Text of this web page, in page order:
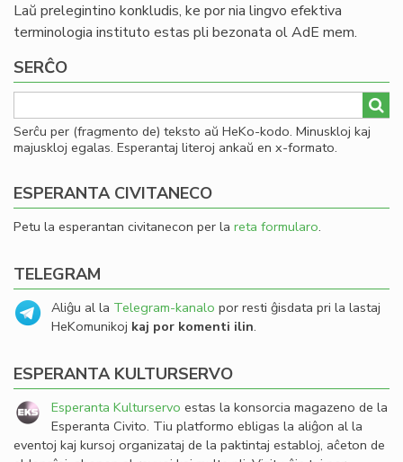
Laŭ prelegintino konkludis, ke por nia lingvo efektiva
terminologia instituto estas pli bezonata ol AdE mem.
SERĈO
Serĉu per (fragmento de) teksto aŭ HeKo-kodo. Minuskloj kaj
majuskloj egalas. Esperantaj literoj ankaŭ en x-formato.
ESPERANTA CIVITANECO
Petu la esperantan civitanecon per la reta formularo.
TELEGRAM
Aliĝu al la Telegram-kanalo por resti ĝisdata pri la lastaj
HeKomunikoj kaj por komenti ilin.
ESPERANTA KULTURSERVO
Esperanta Kulturservo estas la konsorcia magazeno de la
Esperanta Civito. Tiu platformo ebligas la aliĝon al la
eventoj kaj kursoj organizataj de la paktintaj establoj, aĉeton de